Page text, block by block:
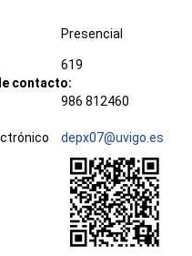
Presencial
619
contacto:
986 812460
depx07@uvigo.es